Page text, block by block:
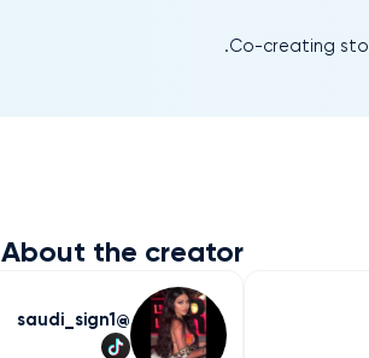
Co-creating
About the creator
saudi_sign1